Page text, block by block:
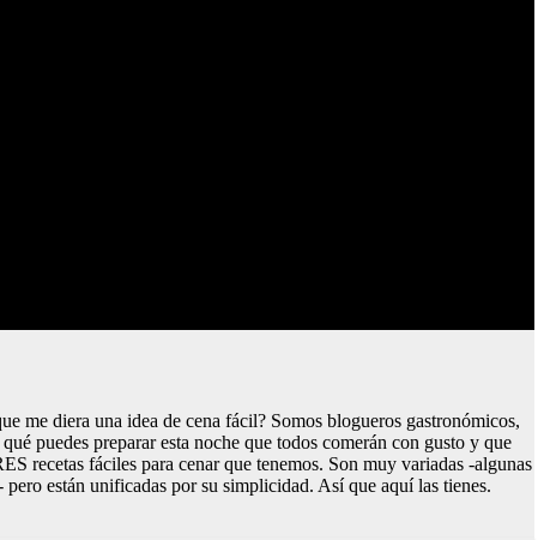
me diera una idea de cena fácil? Somos blogueros gastronómicos,
puedes preparar esta noche que todos comerán con gusto y que
recetas fáciles para cenar que tenemos. Son muy variadas -algunas
están unificadas por su simplicidad. Así que aquí las tienes.